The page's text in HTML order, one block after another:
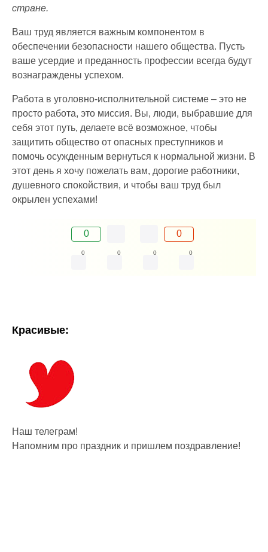
стране.
Ваш труд является важным компонентом в
обеспечении безопасности нашего общества. Пусть
ваше усердие и преданность профессии всегда будут
вознаграждены успехом.
Работа в уголовно-исполнительной системе – это не
просто работа, это миссия. Вы, люди, выбравшие для
себя этот путь, делаете всё возможное, чтобы
защитить общество от опасных преступников и
помочь осужденным вернуться к нормальной жизни. В
этот день я хочу пожелать вам, дорогие работники,
душевного спокойствия, и чтобы ваш труд был
окрылен успехами!
0 0
0 0 0 0
Красивые:
Наш телеграм!
Напомним про праздник и пришлем поздравление!